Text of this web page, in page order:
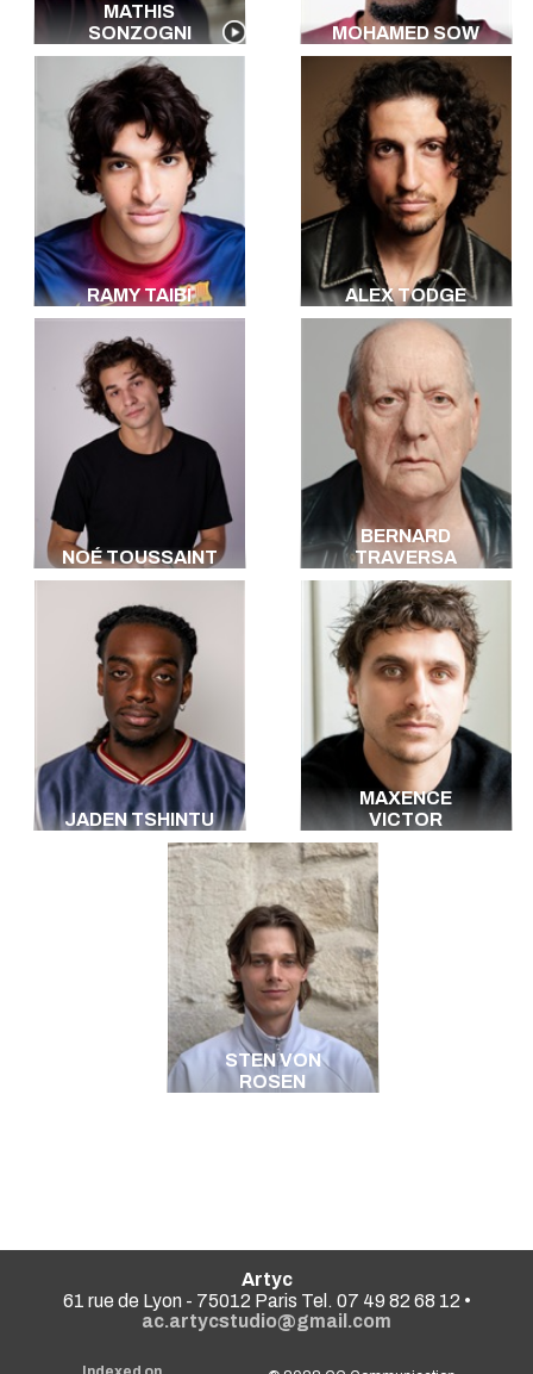
MATHIS
SONZOGNI
MOHAMED SOW
RAMY TAIBI ALEX TODGE
NOÉ TOUSSAINT
BERNARD
TRAVERSA
JADEN TSHINTU
MAXENCE
VICTOR
STEN VON
ROSEN
Artyc
61 rue de Lyon - 75012 Paris Tel. 07 49 82 68 12 •
ac.artycstudio@gmail.com